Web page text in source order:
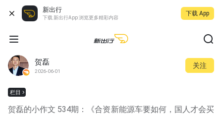
新出行
下载 新出行App 浏览更多精彩内容
下载 App
贺磊
2026-06-01
关注
栏目
贺磊的小作文 534期：《合资新能源车要如何，国人才会买